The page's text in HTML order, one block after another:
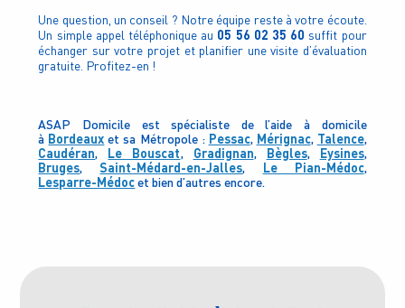
Une question, un conseil ? Notre équipe reste à votre écoute.
Un simple appel téléphonique au 05 56 02 35 60 suffit pour
échanger sur votre projet et planifier une visite d’évaluation
gratuite. Profitez-en !
ASAP Domicile est spécialiste de l’aide à domicile
à Bordeaux et sa Métropole : Pessac, Mérignac, Talence,
Caudéran
Le Bouscat Gradignan Bègles, Eysines,
Bruges
Saint-Médard-en-Jalles Le Pian-Médoc,
Lesparre-Médocet bien d’autres encore.